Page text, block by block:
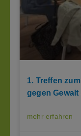
1. Treffen
gegen Gewalt
mehr erfahren